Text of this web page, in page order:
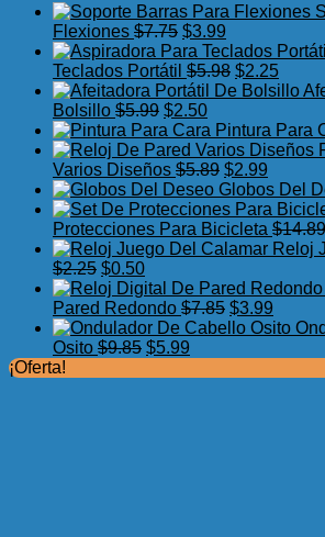
Flexiones $7.75 El
precio
original
era:
$7.75.
$3.99
precio
actual
es:
Teclados Portátil $5.98 El
precio
era:
$5.98.
$2.25El
precio
es:
$2.25.
Bolsillo $5.99 El
precio
original
era:
$5.99.
$2.50El
precio
actual
es:
$2.50.
Pintura Para
Varios Diseños $5.89 El
precio
original
era:
$5.89.
$2.99
precio
actual
es:
$2.99.
Globos Del
Protecciones Para Bicicleta $14.89
Reloj
$2.25 El
precio
original
era:
$2.25.
$0.50El
precio
actual
es:
$0.50.
Pared Redondo $7.85 El
precio
$3.99
precio
Osito $9.85 El
$5.99
¡Oferta!